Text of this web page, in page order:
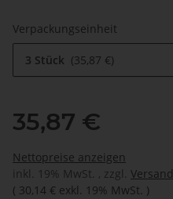
Verpackungseinheit
3 Stück 35,87 €
35,87 €
Nettopreise anzeigen
inkl. 19% MwSt. , zzgl. Versand
( 30,14 € exkl. 19% MwSt. )